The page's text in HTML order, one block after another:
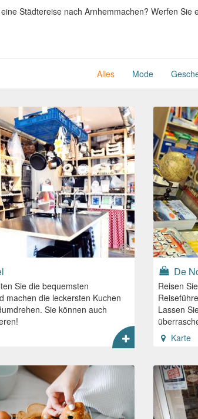
Städtereise nach Arnhemmachen? Werfen Sie
Alles Mode
Sie die bequemsten
machen die leckersten Kuchen
Sie können auch
De
Reisen
Lassen
Karte